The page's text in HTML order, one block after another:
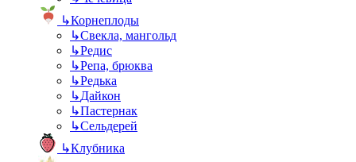
↳Корнеплоды
↳Свекла, мангольд
↳Редис
↳Репа, брюква
↳Редька
↳Дайкон
↳Пастернак
↳Сельдерей
↳Клубника